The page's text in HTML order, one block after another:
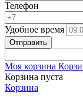
Телефон
Удобное время
Отправить
Моя корзина
Корзина пуста
Корзина